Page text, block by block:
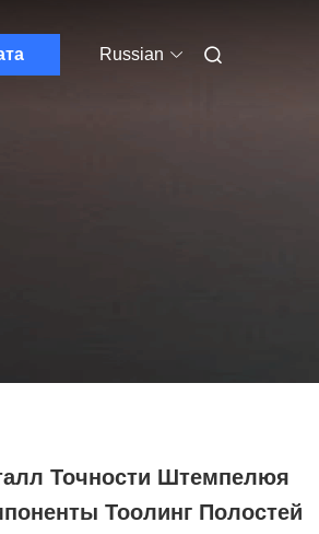
Russian
Точности Штемпелюя
Тоолинг Полостей